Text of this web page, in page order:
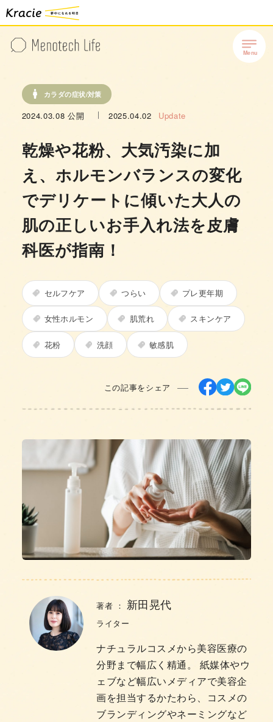
カラダの症状/対策
2024.03.08 公開 2025.04.02 Update
この記事をシェア
乾燥や花粉、大気汚染に加
え、ホルモンバランスの変化
でデリケートに傾いた大人の
肌の正しいお手入れ法を皮膚
科医が指南！
セルフケア つらい プレ更年期
女性ホルモン 肌荒れ スキンケア
花粉 洗顔 敏感肌
著者 ： 新田晃代
ライター
ナチュラルコスメから美容医療の
分野まで幅広く精通。 紙媒体やウ
ェブなど幅広いメディアで美容企
画を担当するかたわら、コスメの
ブランディングやネーミングなど